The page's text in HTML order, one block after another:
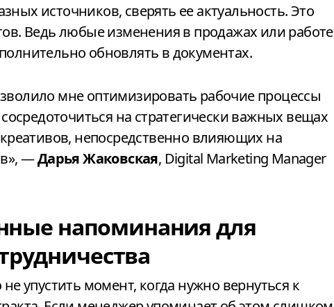
источников, сверять ее актуальность. Это
Ведь любые изменения в продажах или работе
обновлять в документах.
мне оптимизировать рабочие процессы
на стратегически важных вещах
непосредственно влияющих на
—Дарья Жаковская, Digital Marketing Manager
напоминания для
упустить момент, когда нужно вернуться к